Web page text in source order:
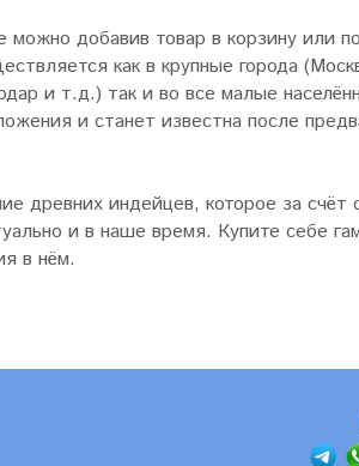
добавив товар в корзину или
как в крупные города
и т.д.) так и во все малые
и станет известна после
древних индейцев, которое за счёт
и в наше время. Купите себе
в нём.